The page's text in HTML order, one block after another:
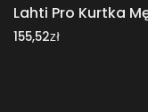
Lahti Pro Kurtka
155,52zł